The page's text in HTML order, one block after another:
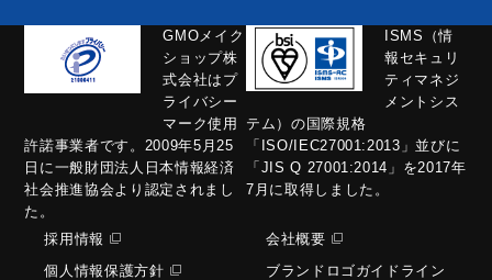
GMOメイク
ショップ株
式会社はプ
ライバシー
マーク使用
許諾事業者です。2009年5月25
日に一般財団法人日本情報経済
社会推進協会より認定されまし
た。
ISMS（情
報セキュリ
ティマネジ
メントシス
テム）の国際規格
「ISO/IEC27001:2013」並びに
「JIS Q 27001:2014」を2017年
7月に取得しました。
採用情報
会社概要
個人情報保護方針
ブランドロゴガイドライン